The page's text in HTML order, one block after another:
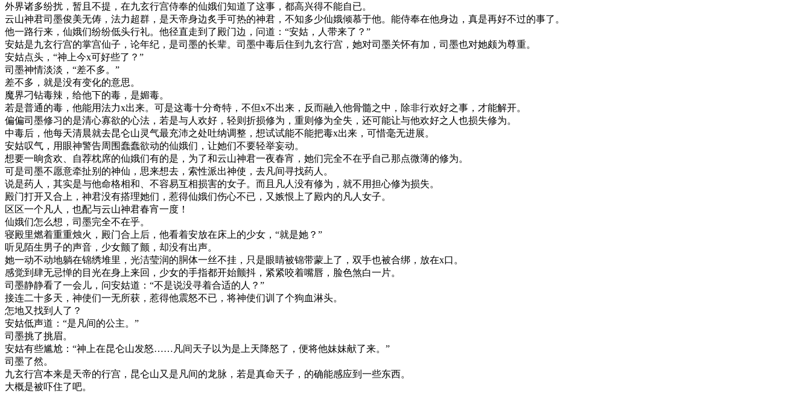
外界诸多纷扰，暂且不提，在九玄行宫侍奉的仙娥们知道了这事，都高兴得不能自已。
云山神君司墨俊美无俦，法力超群，是天帝身边炙手可热的神君，不知多少仙娥倾慕于他。能侍奉在他身边，真是再好不过的事了。
他一路行来，仙娥们纷纷低头行礼。他径直走到了殿门边，问道：“安姑，人带来了？”
安姑是九玄行宫的掌宫仙子，论年纪，是司墨的长辈。司墨中毒后住到九玄行宫，她对司墨关怀有加，司墨也对她颇为尊重。
安姑点头，“神上今x可好些了？”
司墨神情淡淡，“差不多。”
差不多，就是没有变化的意思。
魔界刁钻毒辣，给他下的毒，是媚毒。
若是普通的毒，他能用法力x出来。可是这毒十分奇特，不但x不出来，反而融入他骨髓之中，除非行欢好之事，才能解开。
偏偏司墨修习的是清心寡欲的心法，若是与人欢好，轻则折损修为，重则修为全失，还可能让与他欢好之人也损失修为。
中毒后，他每天清晨就去昆仑山灵气最充沛之处吐纳调整，想试试能不能把毒x出来，可惜毫无进展。
安姑叹气，用眼神警告周围蠢蠢欲动的仙娥们，让她们不要轻举妄动。
想要一晌贪欢、自荐枕席的仙娥们有的是，为了和云山神君一夜春宵，她们完全不在乎自己那点微薄的修为。
可是司墨不愿意牵扯别的神仙，思来想去，索性派出神使，去凡间寻找药人。
说是药人，其实是与他命格相和、不容易互相损害的女子。而且凡人没有修为，就不用担心修为损失。
殿门打开又合上，神君没有搭理她们，惹得仙娥们伤心不已，又嫉恨上了殿内的凡人女子。
区区一个凡人，也配与云山神君春宵一度！
仙娥们怎么想，司墨完全不在乎。
寝殿里燃着重重烛火，殿门合上后，他看着安放在床上的少女，“就是她？”
听见陌生男子的声音，少女颤了颤，却没有出声。
她一动不动地躺在锦绣堆里，光洁莹润的胴体一丝不挂，只是眼睛被锦带蒙上了，双手也被合绑，放在x口。
感觉到肆无忌惮的目光在身上来回，少女的手指都开始颤抖，紧紧咬着嘴唇，脸色煞白一片。
司墨静静看了一会儿，问安姑道：“不是说没寻着合适的人？”
接连二十多天，神使们一无所获，惹得他震怒不已，将神使们训了个狗血淋头。
怎地又找到人了？
安姑低声道：“是凡间的公主。”
司墨挑了挑眉。
安姑有些尴尬：“神上在昆仑山发怒……凡间天子以为是上天降怒了，便将他妹妹献了来。”
司墨了然。
九玄行宫本来是天帝的行宫，昆仑山又是凡间的龙脉，若是真命天子，的确能感应到一些东西。
大概是被吓住了吧。